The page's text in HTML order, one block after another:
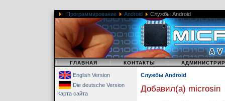
Программирование Android Службы Android
| ГЛАВНАЯ | КОНТАКТЫ |
English Version
Die deutsche Version
Карта сайта
Службы Android
Добавил(а) microsin